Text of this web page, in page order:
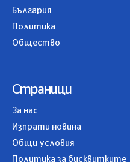
България
Политика
Общество
Страници
За нас
Изпрати новина
Общи условия
Политика за бисквитките